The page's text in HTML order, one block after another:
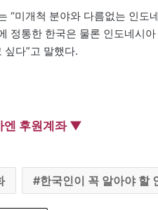
“미개척 분야와 다름없는 인도
정통한 한국은 물론 인도네시
다”고 말했다.
후원계좌 ▼
한국인이 꼭 알아야 할